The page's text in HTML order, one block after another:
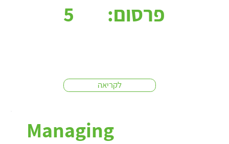
לקריאה
5
פרסום:
Managing